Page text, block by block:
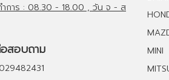
ำการ : 08.30 - 18.00 , วัน จ - ส
สอบถาม
029482431
MINI